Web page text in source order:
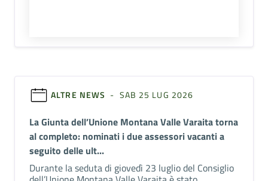
ALTRE NEWS - SAB 25 LUG 2026
La Giunta dell’Unione Montana Valle Varaita torna
al completo: nominati i due assessori vacanti a
seguito delle ult...
Durante la seduta di giovedì 23 luglio del Consiglio